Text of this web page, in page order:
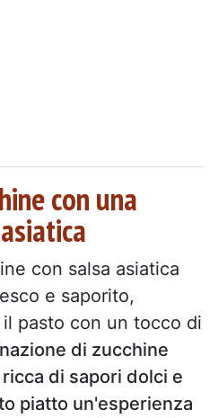
con una
con salsa asiatica
e saporito,
pasto con un tocco di
di zucchine
di sapori dolci e
piatto un'esperienza